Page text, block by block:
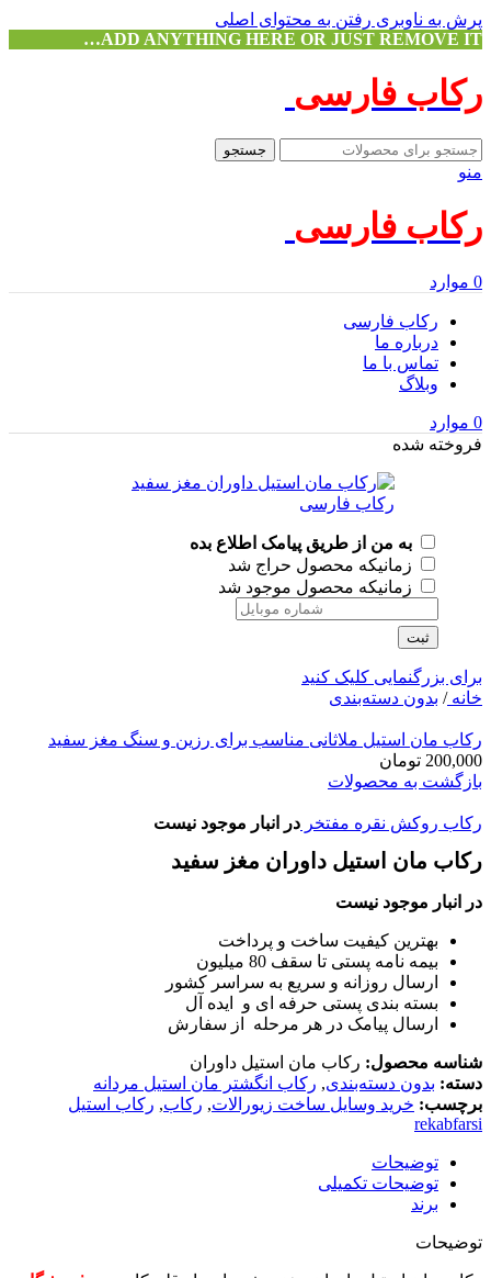
پرش به ناوبری رفتن به محتوای اصلی
ADD ANYTHING HERE OR JUST REMOVE IT…
رکاب فارسی
جستجو
منو
رکاب فارسی
0 موارد
رکاب فارسی
درباره ما
تماس با ما
وبلاگ
0 موارد
فروخته شده
به من از طریق پیامک اطلاع بده
زمانیکه محصول حراج شد
زمانیکه محصول موجود شد
ثبت
برای بزرگنمایی کلیک کنید
خانه/ بدون دسته‌بندی
رکاب مان استیل ملاثانی مناسب برای رزین و سنگ مغز سفید
200,000 تومان
بازگشت به محصولات
رکاب روکش نقره مفتخر در انبار موجود نیست
رکاب مان استیل داوران مغز سفید
در انبار موجود نیست
بهترین کیفیت ساخت و پرداخت
بیمه نامه پستی تا سقف 80 میلیون
ارسال روزانه و سریع به سراسر کشور
بسته بندی پستی حرفه ای و ایده آل
ارسال پیامک در هر مرحله از سفارش
شناسه محصول: رکاب مان استیل داوران
دسته: بدون دسته‌بندی, رکاب انگشتر مان استیل مردانه
برچسب: خرید وسایل ساخت زیورالات, رکاب, رکاب استیل
rekabfarsi
توضیحات
توضیحات تکمیلی
برند
توضیحات